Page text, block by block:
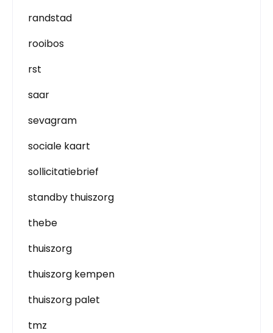
randstad
rooibos
rst
saar
sevagram
sociale kaart
sollicitatiebrief
standby thuiszorg
thebe
thuiszorg
thuiszorg kempen
thuiszorg palet
tmz